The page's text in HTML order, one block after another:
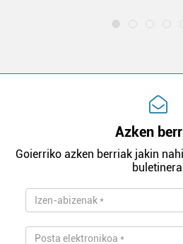
Azken
Goierriko azken berriak jakin